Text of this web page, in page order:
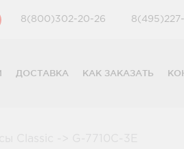
8(800)302-20-26
ДОСТАВКА КАК ЗАКАЗАТЬ